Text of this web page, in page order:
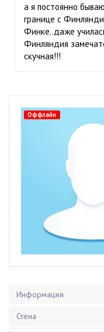
а я постоянно
границе с
Финке..даже
Финляндия
скучная!!!
Оффлайн
Информация
Стена